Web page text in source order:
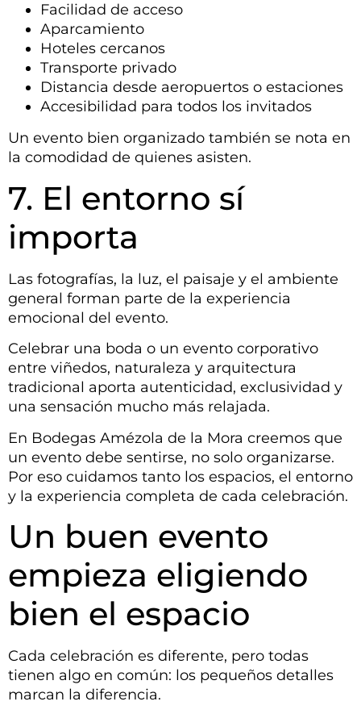
Facilidad de acceso
Aparcamiento
Hoteles cercanos
Transporte privado
Distancia desde aeropuertos o estaciones
Accesibilidad para todos los invitados
Un evento bien organizado también se nota en
la comodidad de quienes asisten.
7. El entorno sí
importa
Las fotografías, la luz, el paisaje y el ambiente
general forman parte de la experiencia
emocional del evento.
Celebrar una boda o un evento corporativo
entre viñedos, naturaleza y arquitectura
tradicional aporta autenticidad, exclusividad y
una sensación mucho más relajada.
En Bodegas Amézola de la Mora creemos que
un evento debe sentirse, no solo organizarse.
Por eso cuidamos tanto los espacios, el entorno
y la experiencia completa de cada celebración.
Un buen evento
empieza eligiendo
bien el espacio
Cada celebración es diferente, pero todas
tienen algo en común: los pequeños detalles
marcan la diferencia.